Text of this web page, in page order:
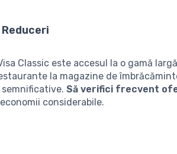
Classic este accesul la o gamă
la magazine de
semnificative.Să verifici frecvent
considerabile.